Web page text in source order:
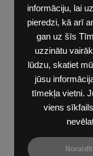
informāciju, lai
pieredzi, kā arī
gan uz šīs
uzzinātu
lūdzu, skatiet
jūsu
tīmekļa vietni.
viens
Noraidīt
elektrība
Parnesumkarba:
eur/men.